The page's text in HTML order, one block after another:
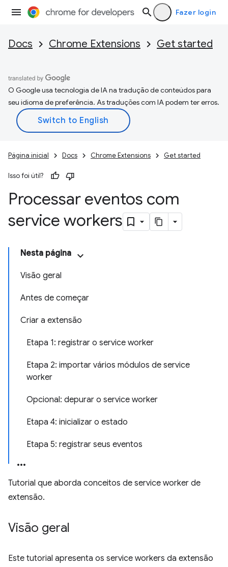
Fazer login
Docs Chrome Extensions Get started
O Google usa tecnologia de IA na tradução de conteúdos para
seu idioma de preferência. As traduções com IA podem ter erros.
Página inicial Docs Chrome Extensions Get started
Isso foi útil?
Processar eventos com
service workers
Nesta página
Visão geral
Antes de começar
Criar a extensão
Etapa 1: registrar o service worker
Etapa 2: importar vários módulos de service
worker
Opcional: depurar o service worker
Etapa 4: inicializar o estado
Etapa 5: registrar seus eventos
Tutorial que aborda conceitos de service worker de
extensão.
Visão geral
Este tutorial apresenta os service workers da extensão